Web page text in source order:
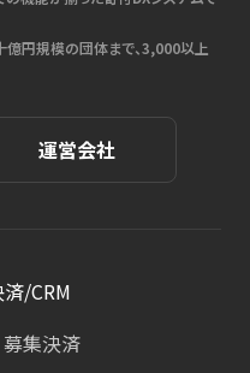
円規模の団体まで、3,000以上
運営会社
/CRM
募集決済